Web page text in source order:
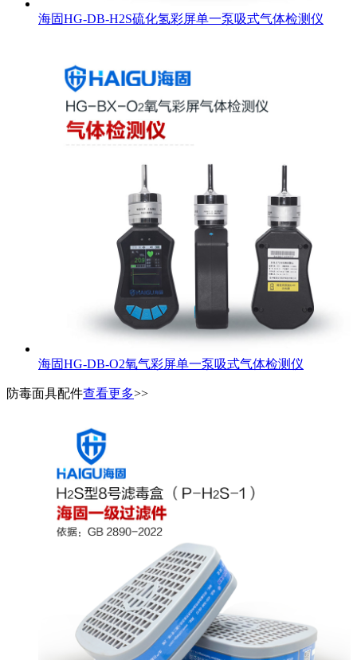
海固HG-DB-H2S硫化氢彩屏单一泵吸式气体检测仪
海固HG-DB-O2氧气彩屏单一泵吸式气体检测仪
防毒面具配件查看更多>>